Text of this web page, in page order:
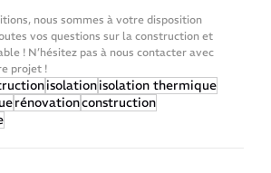
nous sommes à votre disposition
vos questions sur la construction et
! N’hésitez pas à nous contacter avec
projet !
isolationisolation thermique
rénovationconstruction